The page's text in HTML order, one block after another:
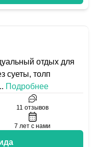
отдых для
суеты, толп
Подробнее
11 отзывов
7 лет с нами